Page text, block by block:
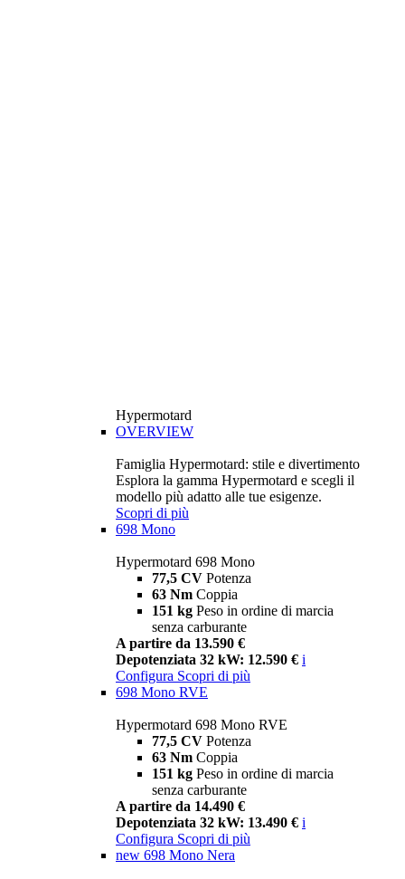
Hypermotard
OVERVIEW
Famiglia Hypermotard: stile e divertimento
Esplora la gamma Hypermotard e scegli il
modello più adatto alle tue esigenze.
Scopri di più
698 Mono
Hypermotard 698 Mono
77,5 CV Potenza
63 Nm Coppia
151 kg Peso in ordine di marcia
senza carburante
A partire da 13.590 €
Depotenziata 32 kW: 12.590 € i
Configura Scopri di più
698 Mono RVE
Hypermotard 698 Mono RVE
77,5 CV Potenza
63 Nm Coppia
151 kg Peso in ordine di marcia
senza carburante
A partire da 14.490 €
Depotenziata 32 kW: 13.490 € i
Configura Scopri di più
new 698 Mono Nera